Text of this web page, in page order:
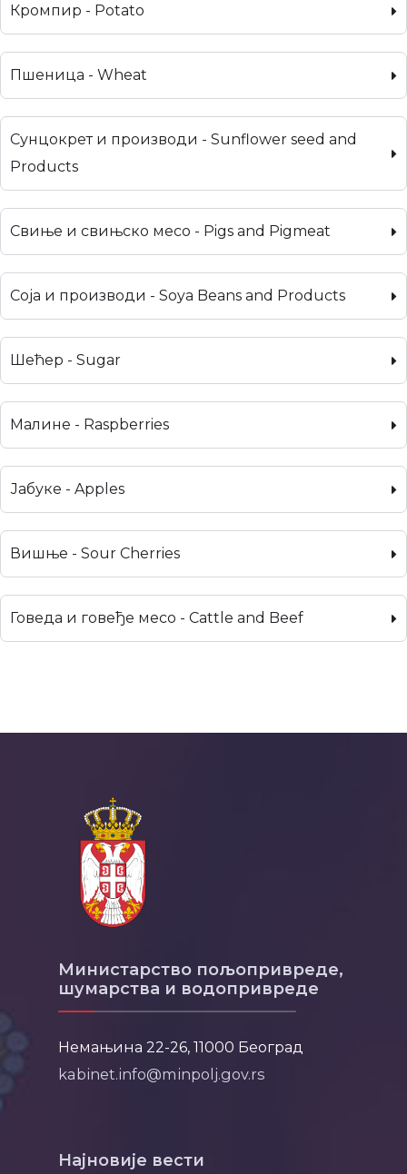
Кромпир - Potato
Пшеница - Wheat
Сунцокрет и производи - Sunflower seed and
Products
Свиње и свињско месо - Pigs and Pigmeat
Соја и производи - Soya Beans and Products
Шећер - Sugar
Малине - Raspberries
Јабуке - Apples
Вишње - Sour Cherries
Говеда и говеђе месо - Cattle and Beef
Министарство пољопривреде,
шумарства и водопривреде
Немањина 22-26, 11000 Београд
kabinet.info@minpolj.gov.rs
Најновије вести